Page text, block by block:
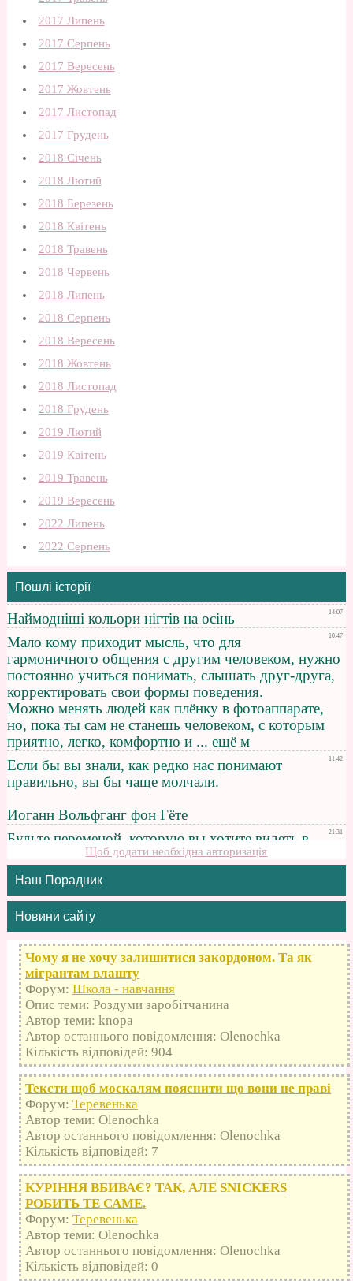
2017 Липень
2017 Серпень
2017 Вересень
2017 Жовтень
2017 Листопад
2017 Грудень
2018 Січень
2018 Лютий
2018 Березень
2018 Квітень
2018 Травень
2018 Червень
2018 Липень
2018 Серпень
2018 Вересень
2018 Жовтень
2018 Листопад
2018 Грудень
2019 Лютий
2019 Квітень
2019 Травень
2019 Вересень
2022 Липень
2022 Серпень
Пошлі історії
Щоб додати необхідна авторизація
Наш Порадник
Новини сайту
Чому я не хочу залишитися закордоном. Та як
мігрантам влашту
Форум: Школа - навчання
Опис теми: Роздуми заробітчанина
Автор теми: knopa
Автор останнього повідомлення: Olenochka
Кількість відповідей: 904
Тексти щоб москалям пояснити що вони не праві
Форум: Теревенька
Автор теми: Olenochka
Автор останнього повідомлення: Olenochka
Кількість відповідей: 7
КУРІННЯ ВБИВАЄ? ТАК, АЛЕ SNICKERS
РОБИТЬ ТЕ САМЕ.
Форум: Теревенька
Автор теми: Olenochka
Автор останнього повідомлення: Olenochka
Кількість відповідей: 0